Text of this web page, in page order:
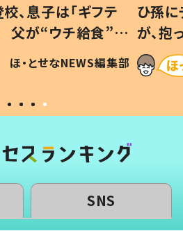
、息子は「ギフテ
父が“ウチ給食”を
由とは #令和の親
ほ・とせなNEWS編集部
ひ孫
が、
「涙が
い」
SNS